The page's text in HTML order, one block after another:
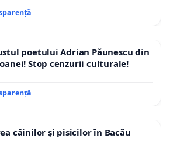
poetului Adrian Păunescu din
Stop cenzurii culturale!
câinilor și pisicilor în Bacău